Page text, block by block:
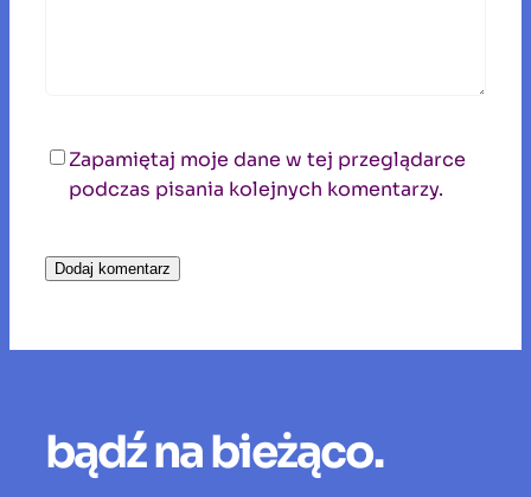
Zapamiętaj moje dane w tej przeglądarce
podczas pisania kolejnych komentarzy.
bądź na bieżąco.